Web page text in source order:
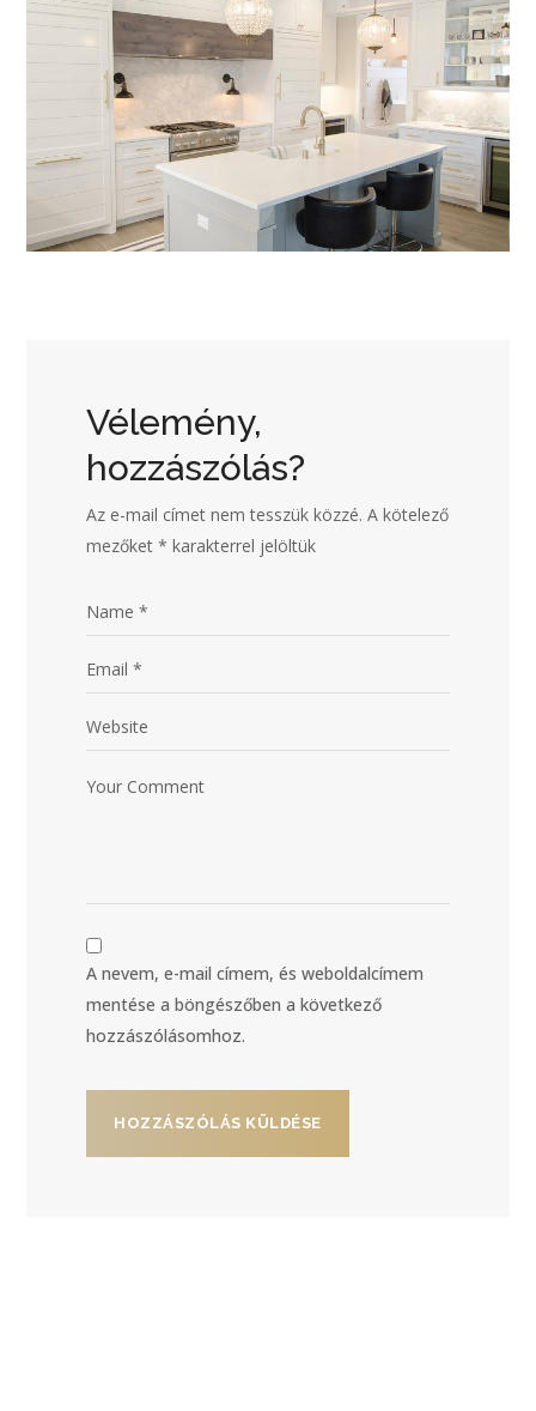
Vélemény,
hozzászólás?
Az e-mail címet nem tesszük közzé. A kötelező
mezőket* karakterrel jelöltük
A nevem, e-mail címem, és weboldalcímem
mentése a böngészőben a következő
hozzászólásomhoz.